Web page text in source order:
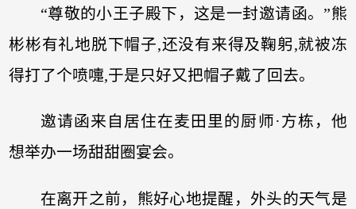
“尊敬的小王子殿下，这是一封邀请函。”熊
彬彬有礼地脱下帽子,还没有来得及鞠躬,就被冻
得打了个喷嚏,于是只好又把帽子戴了回去。
邀请函来自居住在麦田里的厨师·方栋，他
想举办一场甜甜圈宴会。
在离开之前，熊好心地提醒，外头的天气是